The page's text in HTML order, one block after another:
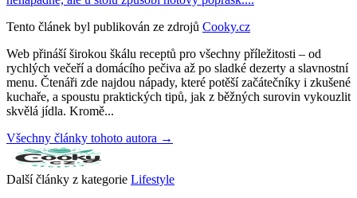
Tento článek byl publikován ze zdrojů Cooky.cz
Web přináší širokou škálu receptů pro všechny příležitosti – od
rychlých večeří a domácího pečiva až po sladké dezerty a slavnostní
menu. Čtenáři zde najdou nápady, které potěší začátečníky i zkušené
kuchaře, a spoustu praktických tipů, jak z běžných surovin vykouzlit
skvělá jídla. Kromě...
Všechny články tohoto autora →
Další články z kategorie Lifestyle